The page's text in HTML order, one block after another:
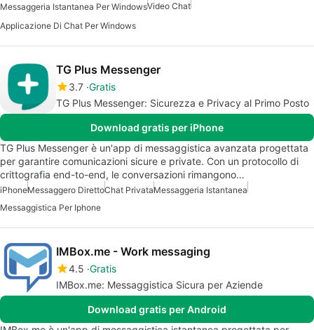
Messaggeria Istantanea Per WindowsVideo Chat
Applicazione Di Chat Per Windows
TG Plus Messenger
3.7 Gratis
TG Plus Messenger: Sicurezza e Privacy al Primo Posto
Download gratis per iPhone
TG Plus Messenger è un'app di messaggistica avanzata progettata
per garantire comunicazioni sicure e private. Con un protocollo di
crittografia end-to-end, le conversazioni rimangono…
iPhoneMessaggero DirettoChat PrivataMessaggeria Istantanea
Messaggistica Per Iphone
IMBox.me - Work messaging
4.5 Gratis
IMBox.me: Messaggistica Sicura per Aziende
Download gratis per Android